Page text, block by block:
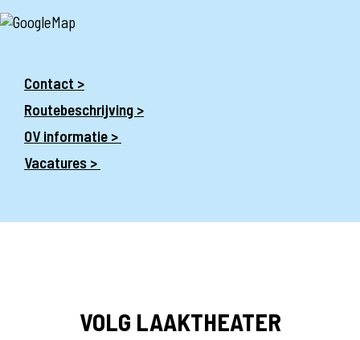
Contact >
Routebeschrijving >
OV informatie >
Vacatures >
VOLG LAAKTHEATER